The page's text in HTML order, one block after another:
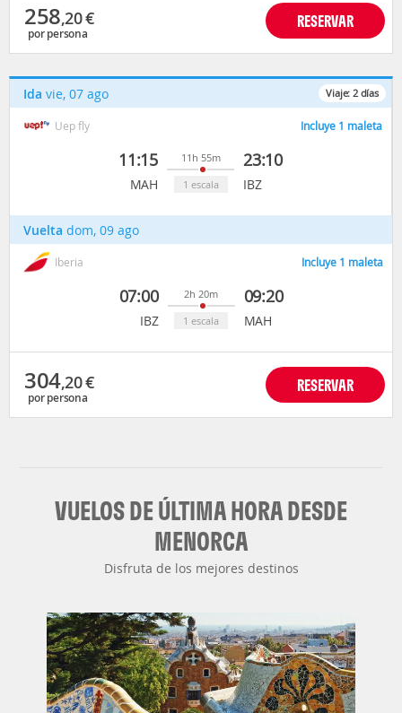
258,20€
por persona
RESERVAR
Viaje: 2 días
Ida vie, 07 ago
Uep fly Incluye 1 maleta
11:15
MAH
11h 55m
1 escala
23:10
IBZ
Vuelta dom, 09 ago
Iberia Incluye 1 maleta
07:00
IBZ
2h 20m
1 escala
09:20
MAH
304,20€
por persona
RESERVAR
VUELOS DE ÚLTIMA HORA DESDE
MENORCA
Disfruta de los mejores destinos